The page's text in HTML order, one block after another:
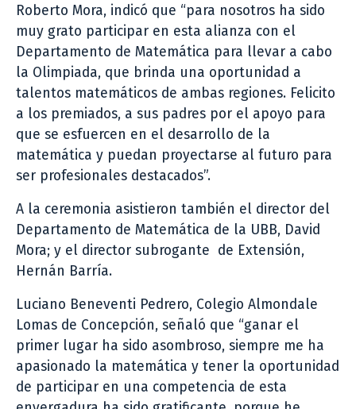
Roberto Mora, indicó que “para nosotros ha sido
muy grato participar en esta alianza con el
Departamento de Matemática para llevar a cabo
la Olimpiada, que brinda una oportunidad a
talentos matemáticos de ambas regiones. Felicito
a los premiados, a sus padres por el apoyo para
que se esfuercen en el desarrollo de la
matemática y puedan proyectarse al futuro para
ser profesionales destacados”.
A la ceremonia asistieron también el director del
Departamento de Matemática de la UBB, David
Mora; y el director subrogante de Extensión,
Hernán Barría.
Luciano Beneventi Pedrero, Colegio Almondale
Lomas de Concepción, señaló que “ganar el
primer lugar ha sido asombroso, siempre me ha
apasionado la matemática y tener la oportunidad
de participar en una competencia de esta